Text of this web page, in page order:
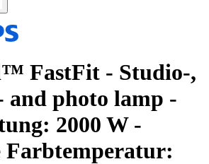
FastFit - Studio-,
and photo lamp -
2000 W -
Farbtemperatur: